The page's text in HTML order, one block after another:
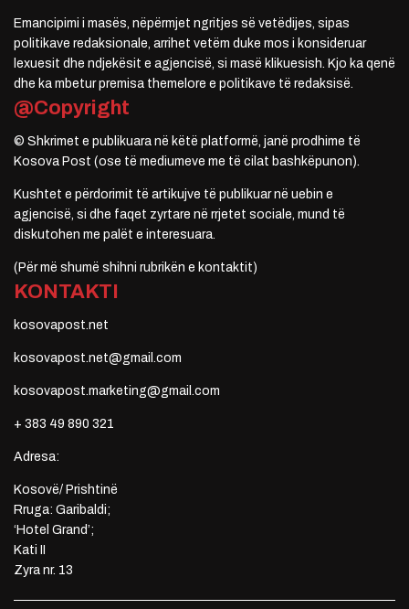
Emancipimi i masës, nëpërmjet ngritjes së vetëdijes, sipas
politikave redaksionale, arrihet vetëm duke mos i konsideruar
lexuesit dhe ndjekësit e agjencisë, si masë klikuesish. Kjo ka qenë
dhe ka mbetur premisa themelore e politikave të redaksisë.
@Copyright
© Shkrimet e publikuara në këtë platformë, janë prodhime të
Kosova Post (ose të mediumeve me të cilat bashkëpunon).
Kushtet e përdorimit të artikujve të publikuar në uebin e
agjencisë, si dhe faqet zyrtare në rrjetet sociale, mund të
diskutohen me palët e interesuara.
(Për më shumë shihni rubrikën e kontaktit)
KONTAKTI
kosovapost.net
kosovapost.net@gmail.com
kosovapost.marketing@gmail.com
+ 383 49 890 321
Adresa:
Kosovë/ Prishtinë
Rruga: Garibaldi;
‘Hotel Grand’;
Kati II
Zyra nr. 13